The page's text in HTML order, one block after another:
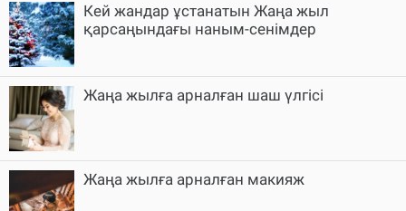
Кей жандар ұстанатын Жаңа жыл
қарсаңындағы наным-сенімдер
Жаңа жылға арналған шаш үлгісі
Жаңа жылға арналған макияж